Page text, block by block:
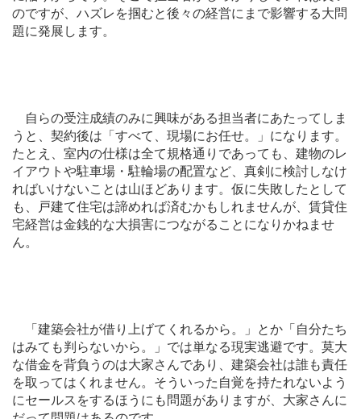
のですが、ハズレを掴むと後々の経営にまで影響する大問
題に発展します。
自らの受注成績のみに興味がある担当者にあたってしま
うと、契約後は「すべて、現場にお任せ。」になります。
たとえ、室内の仕様は全て規格通りであっても、建物のレ
イアウトや駐車場・駐輪場の配置など、真剣に検討しなけ
ればいけないことは山ほどあります。仮に失敗したとして
も、戸建て住宅は諦めれば済むかもしれませんが、賃貸住
宅経営は金銭的な大損害につながることになりかねませ
ん。
「建築会社が借り上げてくれるから。」とか「自分たち
はみても判らないから。」では単なる現実逃避です。莫大
な借金を背負うのは大家さんであり、建築会社は誰も責任
を取ってはくれません。そういった自覚を持たれないよう
にセールスをするほうにも問題がありますが、大家さんに